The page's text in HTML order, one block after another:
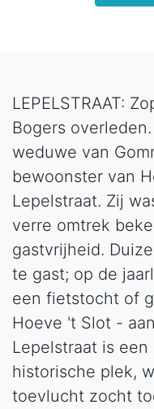
LEPELSTRAAT:
Bogers
weduwe van
bewoonster van
Lepelstraat. Zij
verre omtrek
gastvrijheid.
te gast; op de
een fietstocht of
Hoeve 't Slot -
Lepelstraat is
historische plek,
toevlucht zocht